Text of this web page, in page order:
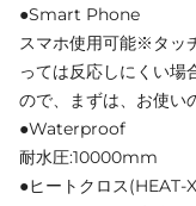
●Smart Phone
スマホ使用可能※タッ
っては反応しにくい場
ので、まずは、お使い
●Waterproof
耐水圧:10000mm
●ヒートクロス(HEAT-